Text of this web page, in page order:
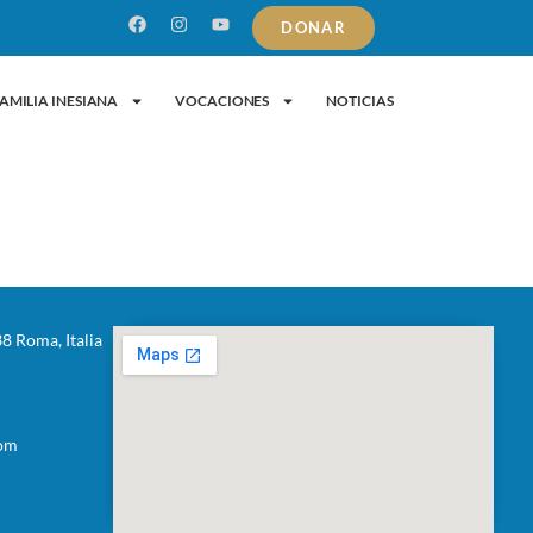
DONAR
INESIANA VOCACIONES NOTICIAS
Roma, Italia